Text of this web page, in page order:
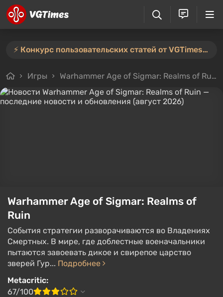
⚡️ Конкурс пользовательских статей от VGTimes продлён — участвуйте тут ⚡️
Игры Warhammer Age of Sigmar: Realms of Ruin
Warhammer Age of Sigmar: Realms of
Ruin
События стратегии разворачиваются во Владениях
Смертных. В мире, где доблестные военачальники
пытаются завоевать дикое и свирепое царство
зверей Гур... Подробнее
Metacritic:
67/100